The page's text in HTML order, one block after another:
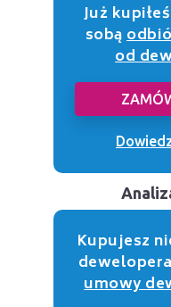
Już
sobą
od
Kupujesz
umowy